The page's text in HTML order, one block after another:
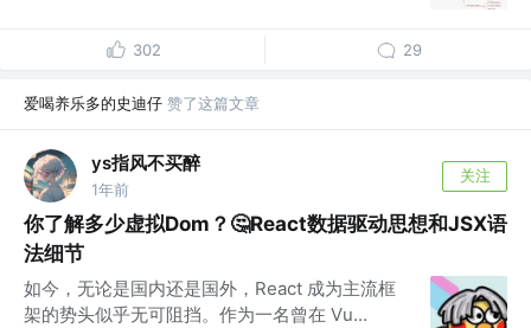
302 29
爱喝养乐多的史迪仔 赞了这篇文章
ys指风不买醉
1年前
关注
你了解多少虚拟Dom？🤔React数据驱动思想和JSX语
法细节
如今，无论是国内还是国外，React 成为主流框
架的势头似乎无可阻挡。作为一名曾在 Vu...